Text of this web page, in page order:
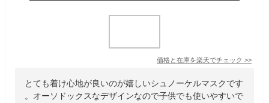
価格と在庫を楽天でチェック >>
とても着け心地が良いのが嬉しいシュノーケルマスクです
。オーソドックスなデザインなので子供でも使いやすいで